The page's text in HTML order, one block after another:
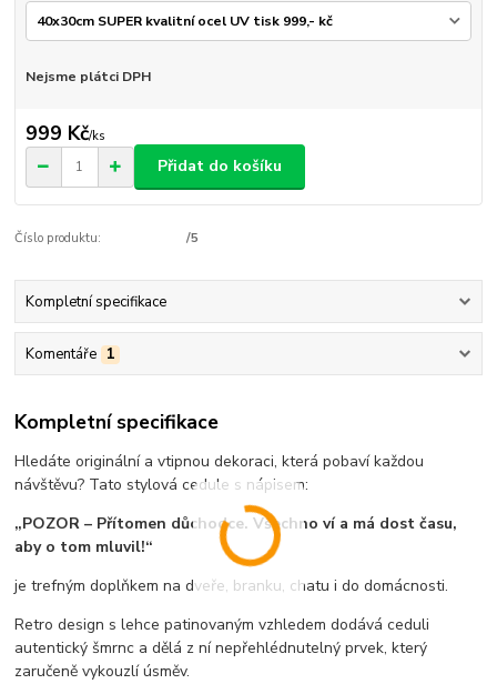
Nejsme plátci DPH
999 Kč/ks
Přidat do košíku
Číslo produktu: /5
Kompletní specifikace
Komentáře 1
Kompletní specifikace
Hledáte originální a vtipnou dekoraci, která pobaví každou
návštěvu? Tato stylová cedule s nápisem:
„POZOR – Přítomen důchodce. Všechno ví a má dost času,
aby o tom mluvil!“
je trefným doplňkem na dveře, branku, chatu i do domácnosti.
Retro design s lehce patinovaným vzhledem dodává ceduli
autentický šmrnc a dělá z ní nepřehlédnutelný prvek, který
zaručeně vykouzlí úsměv.